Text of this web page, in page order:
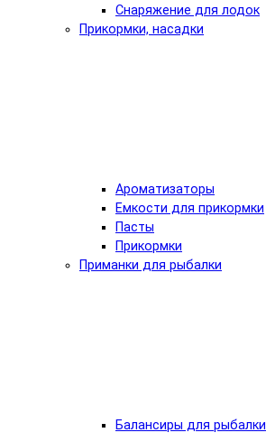
Снаряжение для лодок
Прикормки, насадки
Ароматизаторы
Емкости для прикормки
Пасты
Прикормки
Приманки для рыбалки
Балансиры для рыбалки